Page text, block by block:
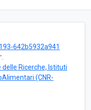
642b5932a941
Ricerche, Istituti
(CNR-